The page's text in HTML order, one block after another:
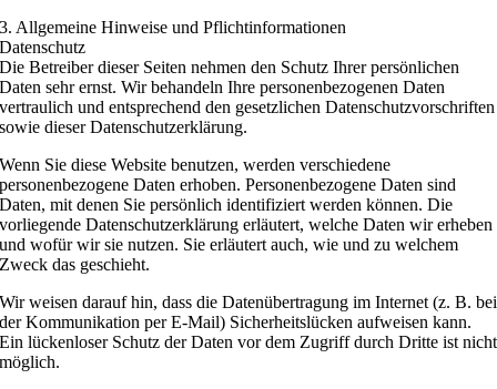
3. Allgemeine Hinweise und Pflicht­informationen
Datenschutz
Die Betreiber dieser Seiten nehmen den Schutz Ihrer persönlichen
Daten sehr ernst. Wir behandeln Ihre personenbezogenen Daten
vertraulich und entsprechend den gesetzlichen Datenschutzvorschriften
sowie dieser Datenschutzerklärung.
Wenn Sie diese Website benutzen, werden verschiedene
personenbezogene Daten erhoben. Personenbezogene Daten sind
Daten, mit denen Sie persönlich identifiziert werden können. Die
vorliegende Datenschutzerklärung erläutert, welche Daten wir erheben
und wofür wir sie nutzen. Sie erläutert auch, wie und zu welchem
Zweck das geschieht.
Wir weisen darauf hin, dass die Datenübertragung im Internet (z. B. bei
der Kommunikation per E-Mail) Sicherheitslücken aufweisen kann.
Ein lückenloser Schutz der Daten vor dem Zugriff durch Dritte ist nicht
möglich.